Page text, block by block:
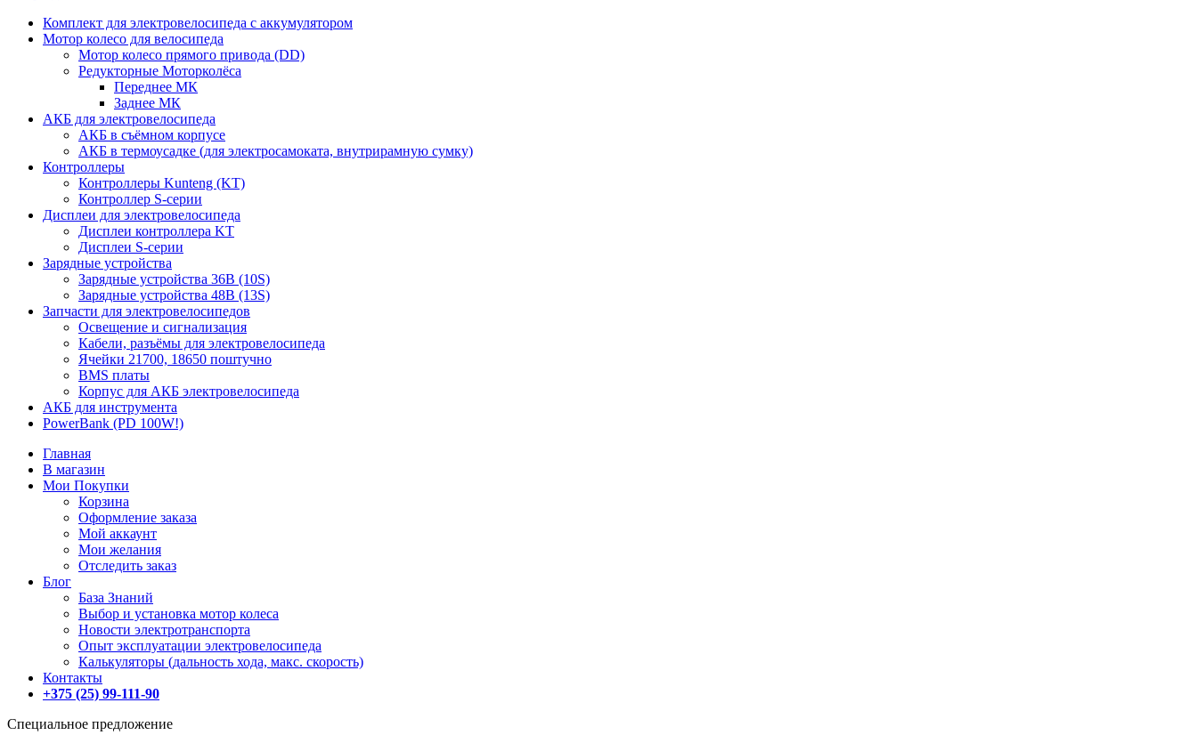
Комплект для электровелосипеда с аккумулятором
Мотор колесо для велосипеда
Мотор колесо прямого привода (DD)
Редукторные Моторколёса
Переднее МК
Заднее МК
АКБ для электровелосипеда
АКБ в съёмном корпусе
АКБ в термоусадке (для электросамоката, внутрирамную сумку)
Контроллеры
Контроллеры Kunteng (KT)
Контроллер S-серии
Дисплеи для электровелосипеда
Дисплеи контроллера KT
Дисплеи S-серии
Зарядные устройства
Зарядные устройства 36В (10S)
Зарядные устройства 48В (13S)
Запчасти для электровелосипедов
Освещение и сигнализация
Кабели, разъёмы для электровелосипеда
Ячейки 21700, 18650 поштучно
BMS платы
Корпус для АКБ электровелосипеда
АКБ для инструмента
PowerBank (PD 100W!)
Главная
В магазин
Мои Покупки
Корзина
Оформление заказа
Мой аккаунт
Мои желания
Отследить заказ
Блог
База Знаний
Выбор и установка мотор колеса
Новости электротранспорта
Опыт эксплуатации электровелосипеда
Калькуляторы (дальность хода, макс. скорость)
Контакты
+375 (25) 99-111-90
Специальное предложение